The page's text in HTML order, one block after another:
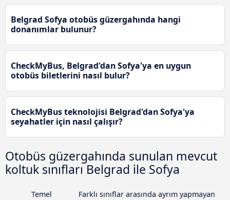
Belgrad Sofya otobüs güzergahında hangi
donanımlar bulunur?
CheckMyBus, Belgrad'dan Sofya'ya en uygun
otobüs biletlerini nasıl bulur?
CheckMyBus teknolojisi Belgrad'dan Sofya'ya
seyahatler için nasıl çalışır?
Otobüs güzergahında sunulan mevcut
koltuk sınıfları Belgrad ile Sofya
Temel
Farklı sınıflar arasında ayrım yapmayan